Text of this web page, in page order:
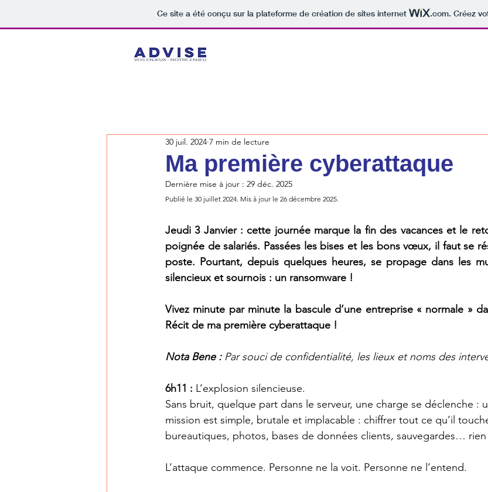
Ce site a été conçu sur la plateforme de création de sites internet .com. Créez
Ma première cyberattaque
30 juil. 2024 7 min de lecture
Dernière mise à jour : 29 déc. 2025
Publié le 30 juillet 2024. Mis à jour le 26 décembre 2025.
Jeudi 3 Janvier : cette journée marque la fin des vacances et le
poignée de salariés. Passées les bises et les bons vœux, il faut se
poste. Pourtant, depuis quelques heures, se propage dans les
silencieux et sournois : un ransomware !
Vivez minute par minute la bascule d’une entreprise « normale »
Récit de ma première cyberattaque !
Nota Bene : Par souci de confidentialité, les lieux et noms des
6h11 : L’explosion silencieuse.
Sans bruit, quelque part dans le serveur, une charge se déclenche :
mission est simple, brutale et implacable : chiffrer tout ce qu’il
bureautiques, photos, bases de données clients, sauvegardes…
L’attaque commence. Personne ne la voit. Personne ne l’entend.